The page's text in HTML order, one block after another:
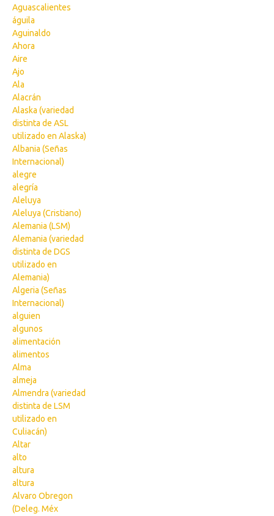
Aguascalientes
águila
Aguinaldo
Ahora
Aire
Ajo
Ala
Alacrán
Alaska (variedad
distinta de ASL
utilizado en Alaska)
Albania (Señas
Internacional)
alegre
alegría
Aleluya
Aleluya (Cristiano)
Alemania (LSM)
Alemania (variedad
distinta de DGS
utilizado en
Alemania)
Algeria (Señas
Internacional)
alguien
algunos
alimentación
alimentos
Alma
almeja
Almendra (variedad
distinta de LSM
utilizado en
Culiacán)
Altar
alto
altura
altura
Alvaro Obregon
(Deleg. Méx